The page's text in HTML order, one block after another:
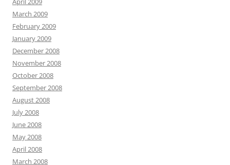
March 2009
February 2009
January 2009
December 2008
November 2008
October 2008
September 2008
August 2008
July 2008
June 2008
May 2008
April 2008
March 2008